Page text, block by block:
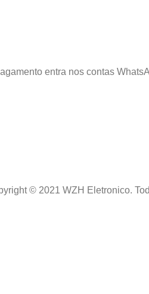
entra nos contas
© 2021 WZH Eletronico.